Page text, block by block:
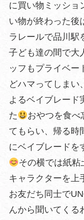
に買い物ミッショ
い物が終わった後
ラレールで品川駅
子ども達の間で大
ッフもプライベー
どハマってしまい
よるベイブレード
た
おやつを食べ
てもらい、帰る時
にベイブレードを
その横では紙粘
キャラクターを上
お友だち同士で
んから聞いてくる